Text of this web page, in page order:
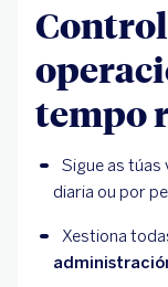
tempo
Sigue as túas
diaria ou por
Xestiona